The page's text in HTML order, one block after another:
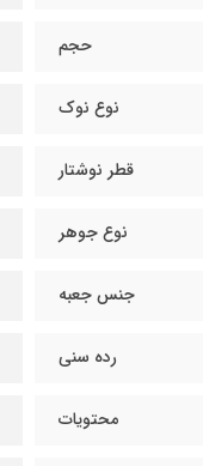
حجم
نوع نوک
قطر نوشتار
نوع جوهر
جنس جعبه
رده سنی
محتویات